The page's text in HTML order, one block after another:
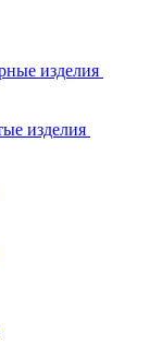
изделия
изделия